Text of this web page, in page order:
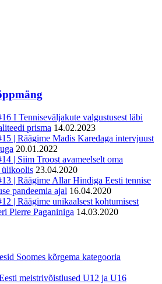
I Tenniseväljakute valgustusest läbi
prisma 14.02.2023
| Räägime Madis Karedaga intervjuust
20.01.2022
| Siim Troost avameelselt oma
ülikoolis 23.04.2020
| Räägime Allar Hindiga Eesti tennise
pandeemia ajal 16.04.2020
| Räägime unikaalsest kohtumisest
Pierre Paganiniga 14.03.2020
Soomes kõrgema kategooria
meistrivõistlused U12 ja U16